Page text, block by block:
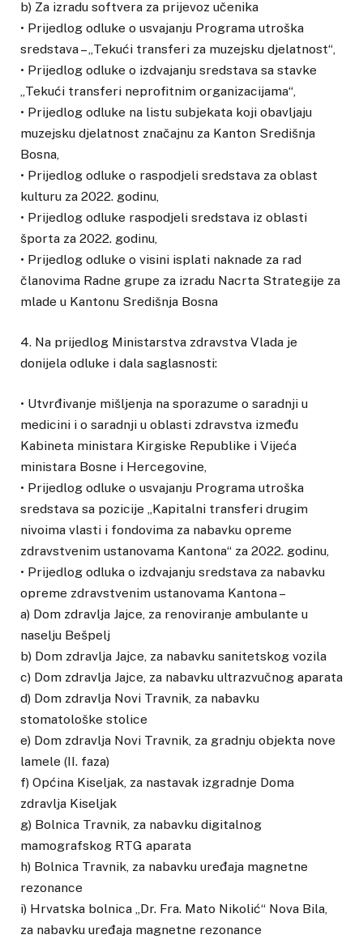
b) Za izradu softvera za prijevoz učenika
• Prijedlog odluke o usvajanju Programa utroška
sredstava – „Tekući transferi za muzejsku djelatnost“,
• Prijedlog odluke o izdvajanju sredstava sa stavke
„Tekući transferi neprofitnim organizacijama“,
• Prijedlog odluke na listu subjekata koji obavljaju
muzejsku djelatnost značajnu za Kanton Središnja
Bosna,
• Prijedlog odluke o raspodjeli sredstava za oblast
kulturu za 2022. godinu,
• Prijedlog odluke raspodjeli sredstava iz oblasti
športa za 2022. godinu,
• Prijedlog odluke o visini isplati naknade za rad
članovima Radne grupe za izradu Nacrta Strategije za
mlade u Kantonu Središnja Bosna
4. Na prijedlog Ministarstva zdravstva Vlada je
donijela odluke i dala saglasnosti:
• Utvrđivanje mišljenja na sporazume o saradnji u
medicini i o saradnji u oblasti zdravstva između
Kabineta ministara Kirgiske Republike i Vijeća
ministara Bosne i Hercegovine,
• Prijedlog odluke o usvajanju Programa utroška
sredstava sa pozicije „Kapitalni transferi drugim
nivoima vlasti i fondovima za nabavku opreme
zdravstvenim ustanovama Kantona“ za 2022. godinu,
• Prijedlog odluka o izdvajanju sredstava za nabavku
opreme zdravstvenim ustanovama Kantona –
a) Dom zdravlja Jajce, za renoviranje ambulante u
naselju Bešpelj
b) Dom zdravlja Jajce, za nabavku sanitetskog vozila
c) Dom zdravlja Jajce, za nabavku ultrazvučnog aparata
d) Dom zdravlja Novi Travnik, za nabavku
stomatološke stolice
e) Dom zdravlja Novi Travnik, za gradnju objekta nove
lamele (II. faza)
f) Općina Kiseljak, za nastavak izgradnje Doma
zdravlja Kiseljak
g) Bolnica Travnik, za nabavku digitalnog
mamografskog RTG aparata
h) Bolnica Travnik, za nabavku uređaja magnetne
rezonance
i) Hrvatska bolnica „Dr. Fra. Mato Nikolić“ Nova Bila,
za nabavku uređaja magnetne rezonance